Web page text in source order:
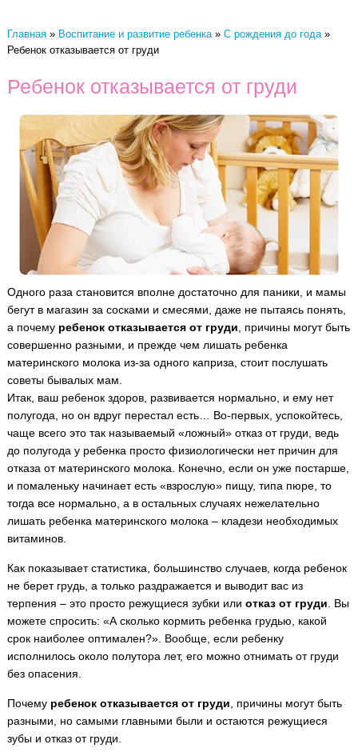
Главная» Воспитание и развитие ребенка» C рождения до года»
Ребенок отказывается от груди
Ребенок отказывается от груди
Одного раза становится вполне достаточно для паники, и мамы
бегут в магазин за сосками и смесями, даже не пытаясь понять,
а почему ребенок отказывается от груди , причины могут быть
совершенно разными, и прежде чем лишать ребенка
материнского молока из-за одного каприза, стоит послушать
советы бывалых мам.
Итак, ваш ребенок здоров, развивается нормально, и ему нет
полугода, но он вдруг перестал есть… Во-первых, успокойтесь,
чаще всего это так называемый «ложный» отказ от груди, ведь
до полугода у ребенка просто физиологически нет причин для
отказа от материнского молока. Конечно, если он уже постарше,
и помаленьку начинает есть «взрослую» пищу, типа пюре, то
тогда все нормально, а в остальных случаях нежелательно
лишать ребенка материнского молока – кладези необходимых
витаминов.
Как показывает статистика, большинство случаев, когда ребенок
не берет грудь, а только раздражается и выводит вас из
терпения – это просто режущиеся зубки или отказ от груди . Вы
можете спросить: «А сколько кормить ребенка грудью, какой
срок наиболее оптимален?». Вообще, если ребенку
исполнилось около полутора лет, его можно отнимать от груди
без опасения.
Почему ребенок отказывается от груди , причины могут быть
разными, но самыми главными были и остаются режущиеся
зубы и отказ от груди.